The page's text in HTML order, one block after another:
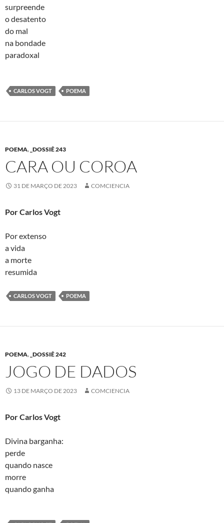
surpreende
o desatento
do mal
na bondade
paradoxal
CARLOS VOGT POEMA
POEMA, _DOSSIÊ 243
CARA OU COROA
31 DE MARÇO DE 2023 COMCIENCIA
Por Carlos Vogt
Por extenso
a vida
a morte
resumida
CARLOS VOGT POEMA
POEMA, _DOSSIÊ 242
JOGO DE DADOS
13 DE MARÇO DE 2023 COMCIENCIA
Por Carlos Vogt
Divina barganha:
perde
quando nasce
morre
quando ganha